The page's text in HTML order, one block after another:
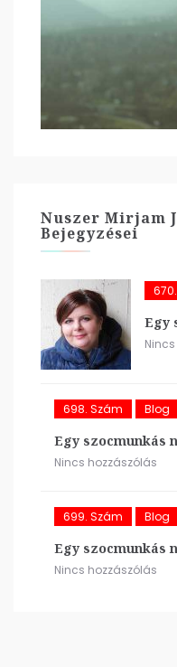
Nuszer Mirjam
Bejegyzései
Egy
698. Szám Blog
Egy szocmunkás
Nincs hozzászólás
699. Szám Blog
Egy szocmunkás
Nincs hozzászólás